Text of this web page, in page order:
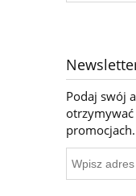
Podaj swój
promocjach.